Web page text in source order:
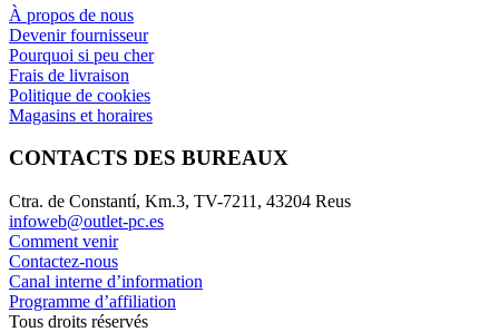
À propos de nous
Devenir fournisseur
Pourquoi si peu cher
Frais de livraison
Politique de cookies
Magasins et horaires
CONTACTS DES BUREAUX
Ctra. de Constantí, Km.3, TV-7211, 43204 Reus
infoweb@outlet-pc.es
Comment venir
Contactez-nous
Canal interne d’information
Programme d’affiliation
Tous droits réservés